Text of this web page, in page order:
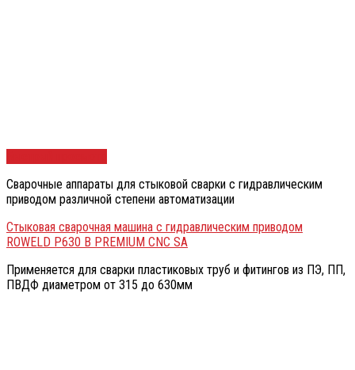
Сварочные аппараты для стыковой сварки с гидравлическим
приводом различной степени автоматизации
Стыковая сварочная машина с гидравлическим приводом
ROWELD P630 В PREMIUM CNC SА
Применяется для сварки пластиковых труб и фитингов из ПЭ, ПП,
ПВДФ диаметром от 315 до 630мм